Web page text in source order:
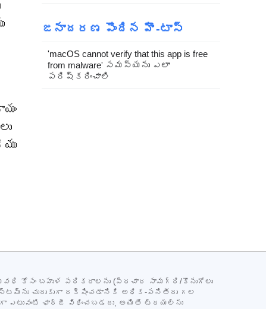
జనాదరణ పొందిన హౌ-టాస్
'macOS cannot verify that this app is free
from malware' సమస్యను ఎలా
పరిష్కరించాలి
కోసం బహుళ పరికరాలను (ప్రచార సామగ్రి/కొనుగోలు
చురుకుగా రక్షించడానికి అధిక-పనితీరు గల
ఎటువంటి ఛార్జీ విధించబడదు, అయితే ట్రయల్‌ను